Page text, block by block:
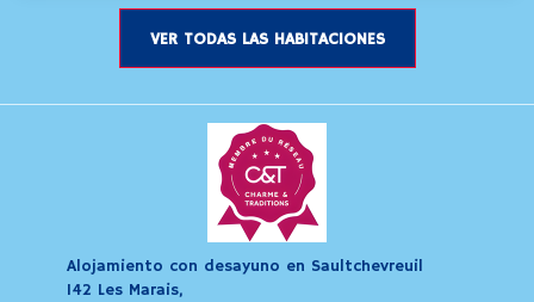
VER TODAS LAS HABITACIONES
Alojamiento con desayuno en Saultchevreuil
142 Les Marais,